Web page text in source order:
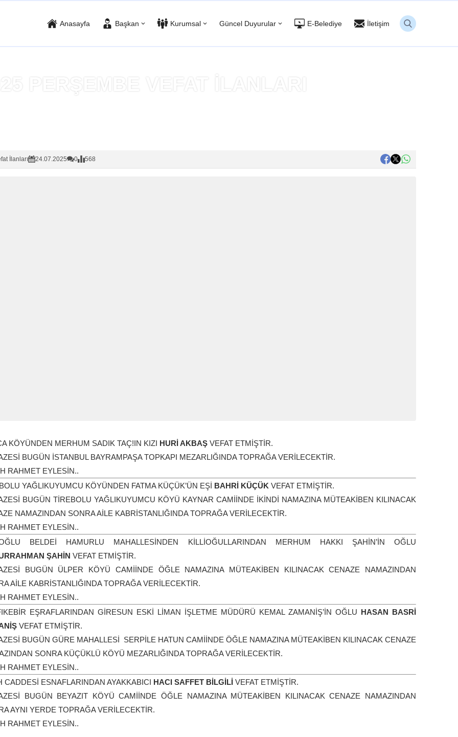
Anasayfa Başkan Kurumsal Güncel Duyurular E-Belediye İletişim
PERŞEMBE VEFAT İLANLARI
İlanları 24.07.2025 0 568
KÖYÜNDEN MERHUM SADIK TAÇ!IN KIZI HURİ AKBAŞ VEFAT ETMİŞTİR.
BUGÜN İSTANBUL BAYRAMPAŞA TOPKAPI MEZARLIĞINDA TOPRAĞA VERİLECEKTİR.
RAHMET EYLESİN..
YAĞLIKUYUMCU KÖYÜNDEN FATMA KÜÇÜK’ÜN EŞİ BAHRİ KÜÇÜK VEFAT ETMİŞTİR.
BUGÜN TİREBOLU YAĞLIKUYUMCU KÖYÜ KAYNAR CAMİİNDE İKİNDİ NAMAZINA MÜTEAKİBEN KILINACAK
NAMAZINDAN SONRA AİLE KABRİSTANLIĞINDA TOPRAĞA VERİLECEKTİR.
RAHMET EYLESİN..
BELDEİ HAMURLU MAHALLESİNDEN KİLLİOĞULLARINDAN MERHUM HAKKI ŞAHİN’İN OĞLU
ŞAHİN VEFAT ETMİŞTİR.
BUGÜN ÜLPER KÖYÜ CAMİİNDE ÖĞLE NAMAZINA MÜTEAKİBEN KILINACAK CENAZE NAMAZINDAN
AİLE KABRİSTANLIĞINDA TOPRAĞA VERİLECEKTİR.
RAHMET EYLESİN..
EŞRAFLARINDAN GİRESUN ESKİ LİMAN İŞLETME MÜDÜRÜ KEMAL ZAMANİŞ’İN OĞLU HASAN BASRİ
VEFAT ETMİŞTİR.
BUGÜN GÜRE MAHALLESİ SERPİLE HATUN CAMİİNDE ÖĞLE NAMAZINA MÜTEAKİBEN KILINACAK CENAZE
SONRA KÜÇÜKLÜ KÖYÜ MEZARLIĞINDA TOPRAĞA VERİLECEKTİR.
RAHMET EYLESİN..
CADDESİ ESNAFLARINDAN AYAKKABICI HACI SAFFET BİLGİLİ VEFAT ETMİŞTİR.
BUGÜN BEYAZIT KÖYÜ CAMİİNDE ÖĞLE NAMAZINA MÜTEAKİBEN KILINACAK CENAZE NAMAZINDAN
AYNI YERDE TOPRAĞA VERİLECEKTİR.
RAHMET EYLESİN..